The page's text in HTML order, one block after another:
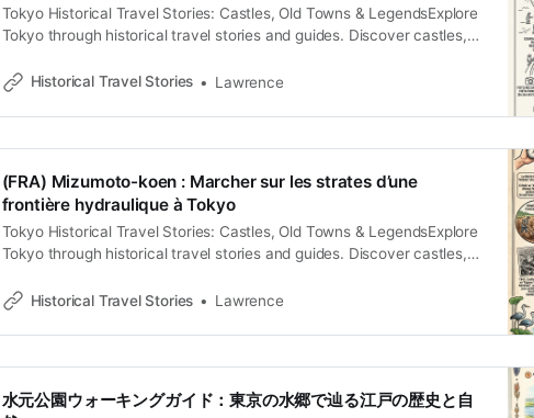
Tokyo Historical Travel Stories: Castles, Old Towns & LegendsExplore
Tokyo through historical travel stories and guides. Discover castles,
Travel StoriesLawrence Caminar hoy por los senderos arbolados de
frontera que es tanto
Historical Travel Stories Lawrence
(FRA) Mizumoto-koen : Marcher sur les strates d’une
frontière hydraulique à Tokyo
Tokyo Historical Travel Stories: Castles, Old Towns & LegendsExplore
Tokyo through historical travel stories and guides. Discover castles,
Travel StoriesLawrence L’épaisseur du silence à la lisière de Tokyo Il
Historical Travel Stories Lawrence
水元公園ウォーキングガイド：東京の水郷で辿る江戸の歴史と自